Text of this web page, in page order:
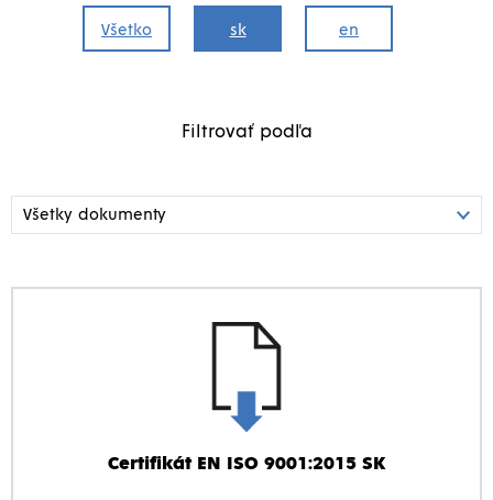
Všetko sk en
Filtrovať podľa
Certifikát EN ISO 9001:2015 SK